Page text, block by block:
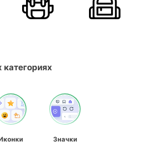
категориях
Значки